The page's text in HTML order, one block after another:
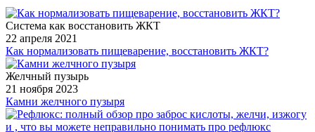
Система как восстановить ЖКТ
22 апреля 2021
Как нормализовать пищеварение, восстановить ЖКТ?
Желчный пузырь
21 ноября 2023
Камни желчного пузыря